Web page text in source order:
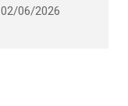
02/06/2026